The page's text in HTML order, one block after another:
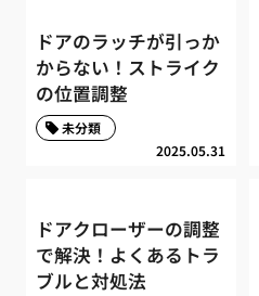
ドアのラッチが引っか
からない！ストライク
の位置調整
2025.05.31
未分類
ドアクローザーの調整
で解決！よくあるトラ
ブルと対処法